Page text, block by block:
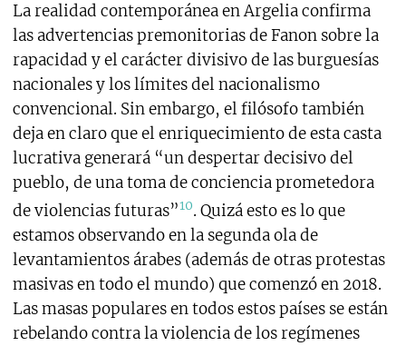
La realidad contemporánea en Argelia confirma
las advertencias premonitorias de Fanon sobre la
rapacidad y el carácter divisivo de las burguesías
nacionales y los límites del nacionalismo
convencional. Sin embargo, el filósofo también
deja en claro que el enriquecimiento de esta casta
lucrativa generará “un despertar decisivo del
pueblo, de una toma de conciencia prometedora
de violencias futuras”10. Quizá esto es lo que
estamos observando en la segunda ola de
levantamientos árabes (además de otras protestas
masivas en todo el mundo) que comenzó en 2018.
Las masas populares en todos estos países se están
rebelando contra la violencia de los regímenes